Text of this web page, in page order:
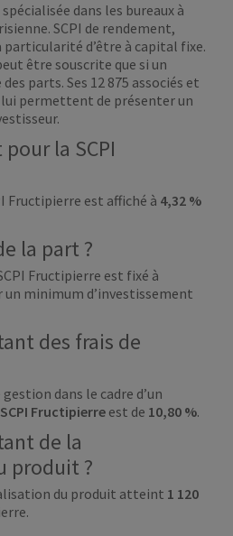
dans les bureaux à
SCPI de rendement,
d’être à capital fixe.
être souscrite que si un
parts. Ses 12 875 associés et
permettent de présenter un
la SCPI
Fructipierre est affiché à 4,32 %
la part ?
Fructipierre est fixé à
un minimum d’investissement
des frais de
dans le cadre d’un
SCPI Fructipierre est de 10,80 %.
de la
produit ?
du produit atteint 1 120